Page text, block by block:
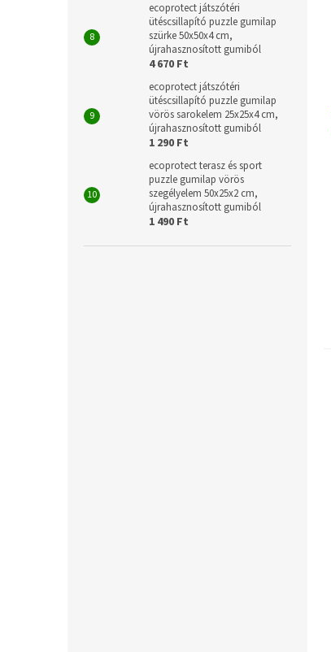
ecoprotect játszótéri
ütéscsillapító puzzle gumilap
szürke 50x50x4 cm,
újrahasznosított gumiból
4 670 Ft
ecoprotect játszótéri
ütéscsillapító puzzle gumilap
vörös sarokelem 25x25x4 cm,
újrahasznosított gumiból
1 290 Ft
ecoprotect terasz és sport
puzzle gumilap vörös
szegélyelem 50x25x2 cm,
újrahasznosított gumiból
1 490 Ft